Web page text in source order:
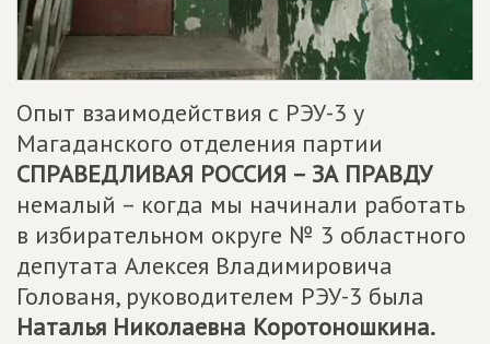
Опыт взаимодействия с РЭУ-3 у
Магаданского отделения партии
СПРАВЕДЛИВАЯ РОССИЯ – ЗА ПРАВДУ
немалый – когда мы начинали работать
в избирательном округе № 3 областного
депутата Алексея Владимировича
Голованя, руководителем РЭУ-3 была
Наталья Николаевна Коротоношкина.